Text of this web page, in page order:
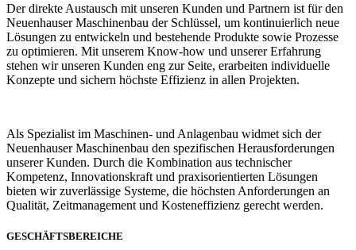
Der direkte Austausch mit unseren Kunden und Partnern ist für den
Neuenhauser Maschinenbau der Schlüssel, um kontinuierlich neue
Lösungen zu entwickeln und bestehende Produkte sowie Prozesse
zu optimieren. Mit unserem Know-how und unserer Erfahrung
stehen wir unseren Kunden eng zur Seite, erarbeiten individuelle
Konzepte und sichern höchste Effizienz in allen Projekten.
Als Spezialist im Maschinen- und Anlagenbau widmet sich der
Neuenhauser Maschinenbau den spezifischen Herausforderungen
unserer Kunden. Durch die Kombination aus technischer
Kompetenz, Innovationskraft und praxisorientierten Lösungen
bieten wir zuverlässige Systeme, die höchsten Anforderungen an
Qualität, Zeitmanagement und Kosteneffizienz gerecht werden.
GESCHÄFTSBEREICHE